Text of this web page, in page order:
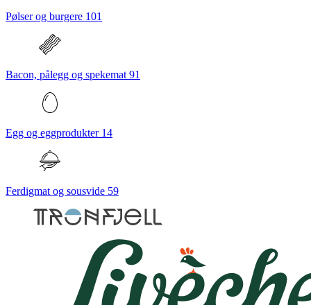
Pølser og burgere 101
Bacon, pålegg og spekemat 91
Egg og eggprodukter 14
Ferdigmat og sousvide 59